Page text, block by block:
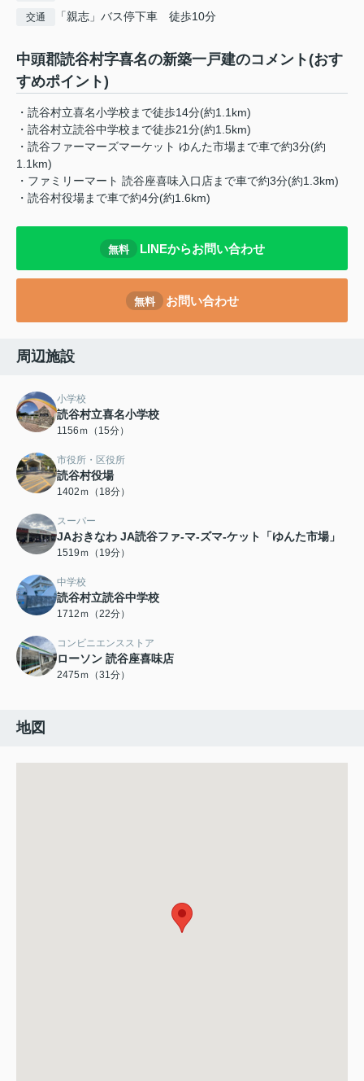
交通 「親志」バス停下車 徒歩10分
中頭郡読谷村字喜名の新築一戸建のコメント(おす
すめポイント)
・読谷村立喜名小学校まで徒歩14分(約1.1km)
・読谷村立読谷中学校まで徒歩21分(約1.5km)
・読谷ファーマーズマーケット ゆんた市場まで車で約3分(約
1.1km)
・ファミリーマート 読谷座喜味入口店まで車で約3分(約1.3km)
・読谷村役場まで車で約4分(約1.6km)
無料 LINEからお問い合わせ
無料 お問い合わせ
周辺施設
小学校
読谷村立喜名小学校
1156ｍ（15分）
市役所・区役所
読谷村役場
1402ｍ（18分）
スーパー
JAおきなわ JA読谷ファ-マ-ズマ-ケット「ゆんた市場」
1519ｍ（19分）
中学校
読谷村立読谷中学校
1712ｍ（22分）
コンビニエンスストア
ローソン 読谷座喜味店
2475ｍ（31分）
地図